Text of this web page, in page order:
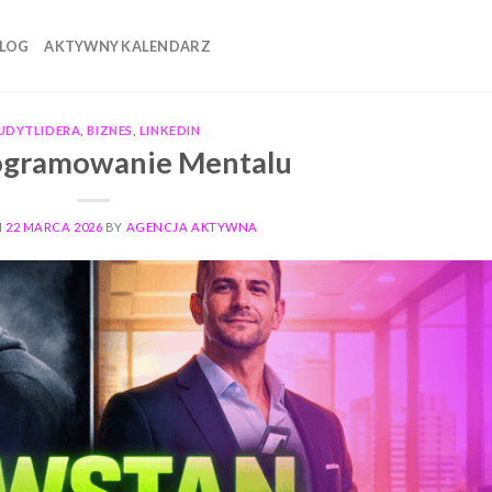
AKTYWNY KALENDARZ
,BIZNES LINKEDIN
Mentalu
22 MARCA 2026 BY AGENCJA AKTYWNA